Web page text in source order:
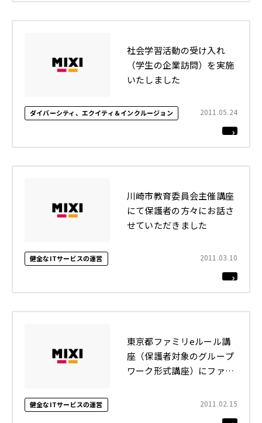
ダイバーシティ、エクイティ＆インクルージョン 2011.05.24
社会学習活動の受け入れ
（学生の企業訪問）を実施
いたしました
健全なITサービスの運営 2011.03.10
川崎市教育委員会主催講座
にて保護者の方々にお話さ
せていただきました
健全なITサービスの運営 2011.02.15
東京都ファミリeルール講
座（保護者対象のグループ
ワーク形式講座）にファシ